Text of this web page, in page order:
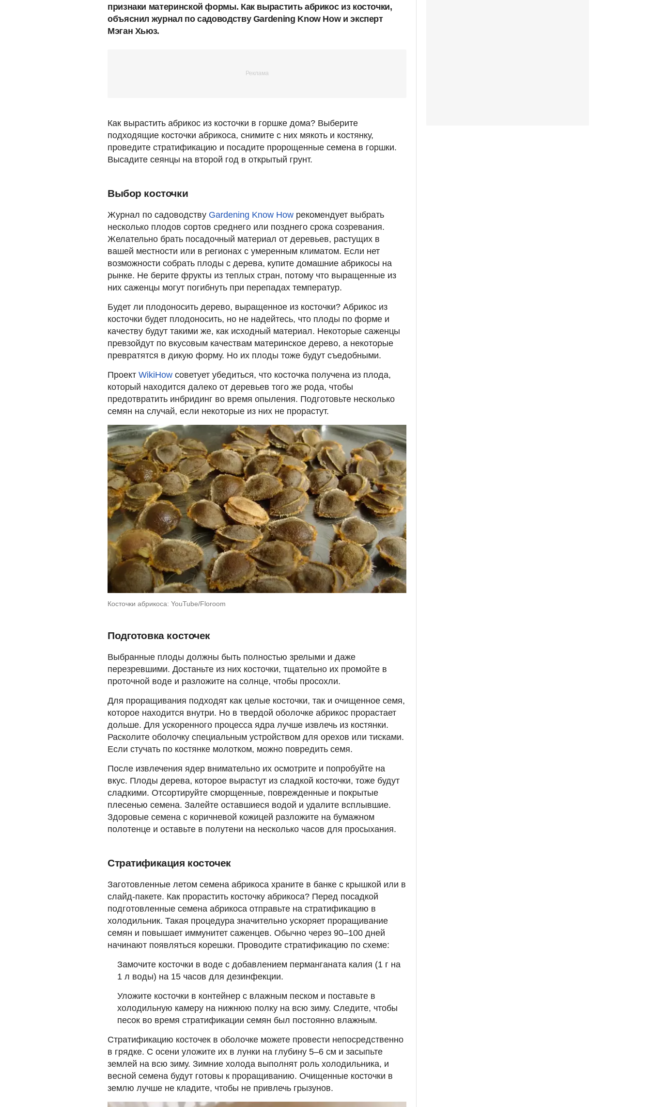
признаки материнской формы. Как вырастить абрикос из косточки,
объяснил журнал по садоводству Gardening Know How и эксперт
Мэган Хьюз.
Как вырастить абрикос из косточки в горшке дома? Выберите
подходящие косточки абрикоса, снимите с них мякоть и костянку,
проведите стратификацию и посадите пророщенные семена в горшки.
Высадите сеянцы на второй год в открытый грунт.
Выбор косточки
Журнал по садоводству Gardening Know How рекомендует выбрать
несколько плодов сортов среднего или позднего срока созревания.
Желательно брать посадочный материал от деревьев, растущих в
вашей местности или в регионах с умеренным климатом. Если нет
возможности собрать плоды с дерева, купите домашние абрикосы на
рынке. Не берите фрукты из теплых стран, потому что выращенные из
них саженцы могут погибнуть при перепадах температур.
Будет ли плодоносить дерево, выращенное из косточки? Абрикос из
косточки будет плодоносить, но не надейтесь, что плоды по форме и
качеству будут такими же, как исходный материал. Некоторые саженцы
превзойдут по вкусовым качествам материнское дерево, а некоторые
превратятся в дикую форму. Но их плоды тоже будут съедобными.
Проект WikiHow советует убедиться, что косточка получена из плода,
который находится далеко от деревьев того же рода, чтобы
предотвратить инбридинг во время опыления. Подготовьте несколько
семян на случай, если некоторые из них не прорастут.
Косточки абрикоса: YouTube/Floroom
Подготовка косточек
Выбранные плоды должны быть полностью зрелыми и даже
перезревшими. Достаньте из них косточки, тщательно их промойте в
проточной воде и разложите на солнце, чтобы просохли.
Для проращивания подходят как целые косточки, так и очищенное семя,
которое находится внутри. Но в твердой оболочке абрикос прорастает
дольше. Для ускоренного процесса ядра лучше извлечь из костянки.
Расколите оболочку специальным устройством для орехов или тисками.
Если стучать по костянке молотком, можно повредить семя.
После извлечения ядер внимательно их осмотрите и попробуйте на
вкус. Плоды дерева, которое вырастут из сладкой косточки, тоже будут
сладкими. Отсортируйте сморщенные, поврежденные и покрытые
плесенью семена. Залейте оставшиеся водой и удалите всплывшие.
Здоровые семена с коричневой кожицей разложите на бумажном
полотенце и оставьте в полутени на несколько часов для просыхания.
Стратификация косточек
Заготовленные летом семена абрикоса храните в банке с крышкой или в
слайд-пакете. Как прорастить косточку абрикоса? Перед посадкой
подготовленные семена абрикоса отправьте на стратификацию в
холодильник. Такая процедура значительно ускоряет проращивание
семян и повышает иммунитет саженцев. Обычно через 90–100 дней
начинают появляться корешки. Проводите стратификацию по схеме:
Замочите косточки в воде с добавлением перманганата калия (1 г на
1 л воды) на 15 часов для дезинфекции.
Уложите косточки в контейнер с влажным песком и поставьте в
холодильную камеру на нижнюю полку на всю зиму. Следите, чтобы
песок во время стратификации семян был постоянно влажным.
Стратификацию косточек в оболочке можете провести непосредственно
в грядке. С осени уложите их в лунки на глубину 5–6 см и засыпьте
землей на всю зиму. Зимние холода выполнят роль холодильника, и
весной семена будут готовы к проращиванию. Очищенные косточки в
землю лучше не кладите, чтобы не привлечь грызунов.